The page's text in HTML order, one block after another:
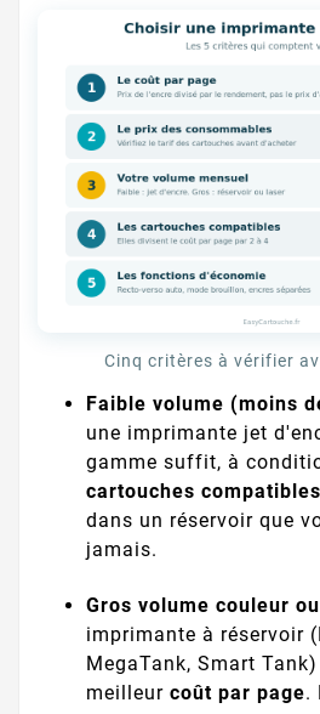
Cinq critères à vérifier
Faible volume (moins
une imprimante jet
gamme suffit, à
cartouches compatibles
dans un réservoir que
jamais.
Gros volume couleur
imprimante à réservoir
MegaTank, Smart
meilleur coût par page.